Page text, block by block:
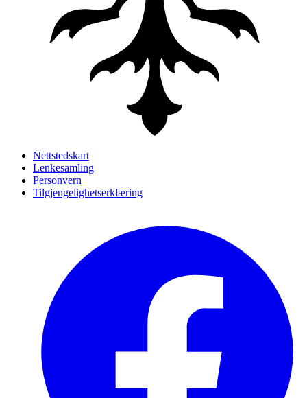
Nettstedskart
Lenkesamling
Personvern
Tilgjengelighetserklæring